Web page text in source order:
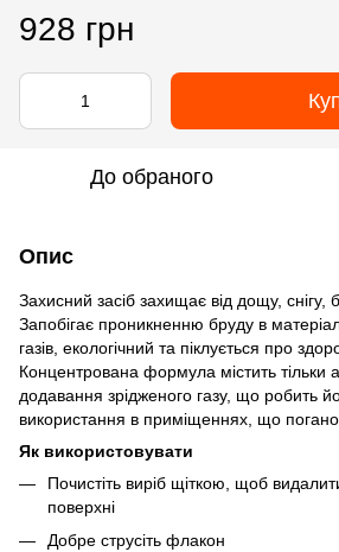
928 грн
До обраного
Опис
Захисний засіб захищає від дощу, снігу,
Запобігає проникненню бруду в
газів, екологічний та піклується про
Концентрована формула містить тільки
додавання зрідженого газу, що робить
використання в приміщеннях, що погано
Як використовувати
Почистіть виріб щіткою, щоб
поверхні
Добре струсіть флакон